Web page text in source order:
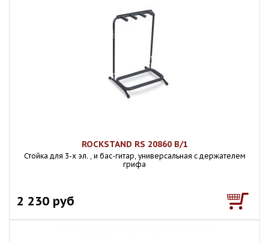
ROCKSTAND RS 20860 B/1
Стойка для 3-х эл. , и бас-гитар, универсальная с держателем
грифа
2 230 руб